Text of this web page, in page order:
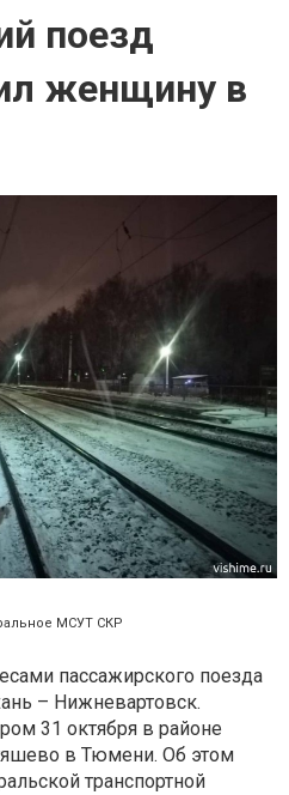
поезд
женщину в
МСУТ СКР
пассажирского поезда
– Нижневартовск.
31 октября в районе
в Тюмени. Об этом
транспортной